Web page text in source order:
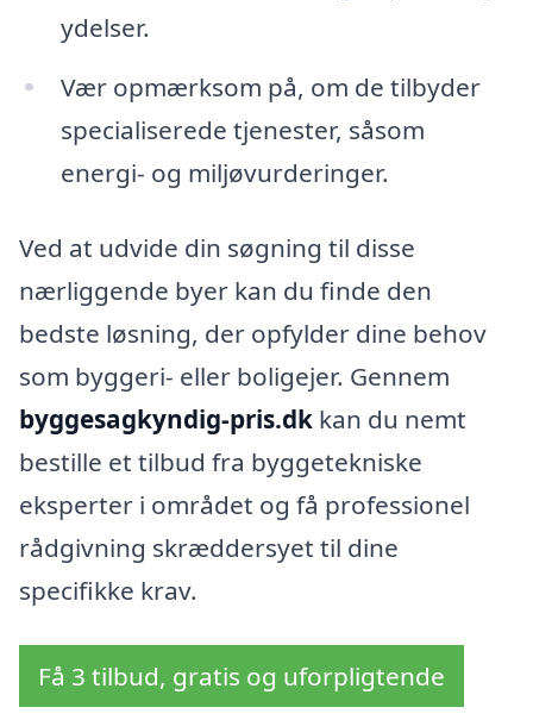
ydelser.
Vær opmærksom på, om de tilbyder
specialiserede tjenester, såsom
energi- og miljøvurderinger.
Ved at udvide din søgning til disse
nærliggende byer kan du finde den
bedste løsning, der opfylder dine behov
som byggeri- eller boligejer. Gennem
byggesagkyndig-pris.dk kan du nemt
bestille et tilbud fra byggetekniske
eksperter i området og få professionel
rådgivning skræddersyet til dine
specifikke krav.
Få 3 tilbud, gratis og uforpligtende